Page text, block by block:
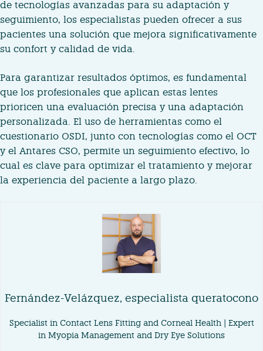
de tecnologías avanzadas para su adaptación y
seguimiento, los especialistas pueden ofrecer a sus
pacientes una solución que mejora significativamente
su confort y calidad de vida.
Para garantizar resultados óptimos, es fundamental
que los profesionales que aplican estas lentes
prioricen una evaluación precisa y una adaptación
personalizada. El uso de herramientas como el
cuestionario OSDI, junto con tecnologías como el OCT
y el Antares CSO, permite un seguimiento efectivo, lo
cual es clave para optimizar el tratamiento y mejorar
la experiencia del paciente a largo plazo.
Fernández-Velázquez, especialista queratocono
Specialist in Contact Lens Fitting and Corneal Health | Expert
in Myopia Management and Dry Eye Solutions